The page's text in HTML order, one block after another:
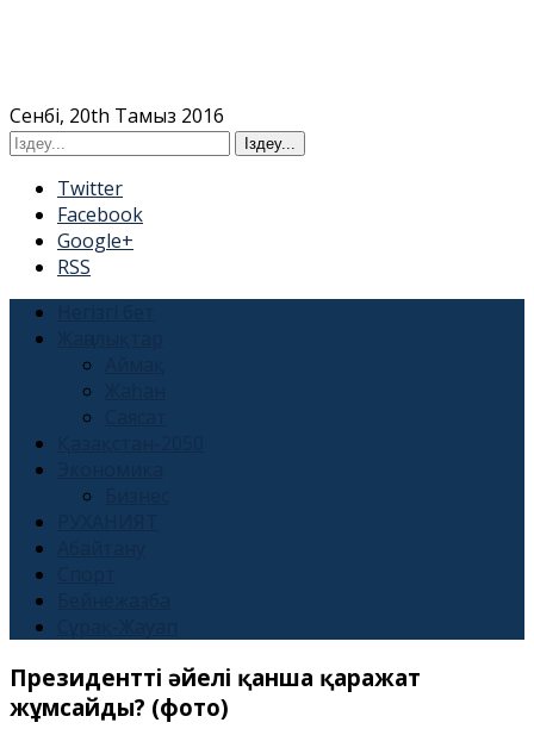
Сенбі, 20th Тамыз 2016
Twitter
Facebook
Google+
RSS
Президенттің әйелі қанша қаражат
жұмсайды? (фото)